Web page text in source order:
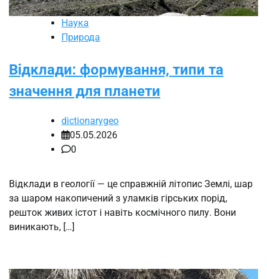
Наука
Природа
Відклади: формування, типи та
значення для планети
dictionarygeo
05.05.2026
0
Відклади в геології — це справжній літопис Землі, шар
за шаром накопичений з уламків гірських порід,
решток живих істот і навіть космічного пилу. Вони
виникають, […]